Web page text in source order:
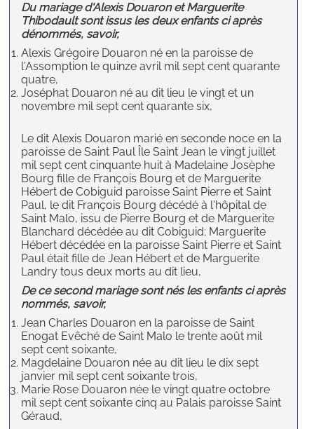
Du mariage d'Alexis Douaron et Marguerite
Thibodault sont issus les deux enfants ci après
dénommés, savoir,
Alexis Grégoire Douaron né en la paroisse de
l'Assomption le quinze avril mil sept cent quarante
quatre,
Joséphat Douaron né au dit lieu le vingt et un
novembre mil sept cent quarante six,
Le dit Alexis Douaron marié en seconde noce en la
paroisse de Saint Paul Île Saint Jean le vingt juillet
mil sept cent cinquante huit à Madelaine Josèphe
Bourg fille de François Bourg et de Marguerite
Hébert de Cobiguid paroisse Saint Pierre et Saint
Paul, le dit François Bourg décédé à l'hôpital de
Saint Malo, issu de Pierre Bourg et de Marguerite
Blanchard décédée au dit Cobiguid; Marguerite
Hébert décédée en la paroisse Saint Pierre et Saint
Paul était fille de Jean Hébert et de Marguerite
Landry tous deux morts au dit lieu,
De ce second mariage sont nés les enfants ci après
nommés, savoir,
Jean Charles Douaron en la paroisse de Saint
Enogat Evêché de Saint Malo le trente août mil
sept cent soixante,
Magdelaine Douaron née au dit lieu le dix sept
janvier mil sept cent soixante trois,
Marie Rose Douaron née le vingt quatre octobre
mil sept cent soixante cinq au Palais paroisse Saint
Géraud,